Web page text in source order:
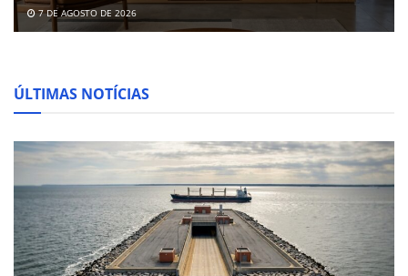
7 DE AGOSTO DE 2026
ÚLTIMAS NOTÍCIAS